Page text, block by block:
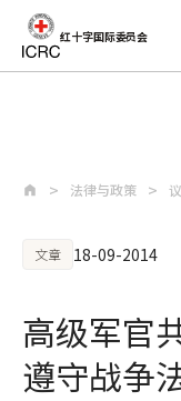
红十字国际委员会
法律与政策
文章 18-09-2014
高级军官
遵守战争